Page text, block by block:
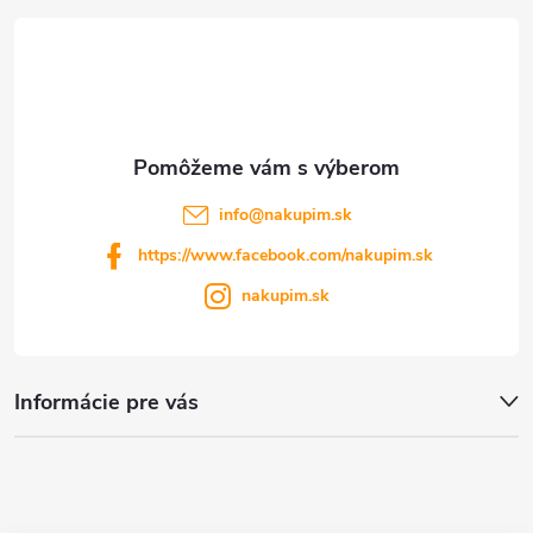
Informácie pre vás
info@nakupim.sk
https://www.facebook.com/nakupim.sk
nakupim.sk